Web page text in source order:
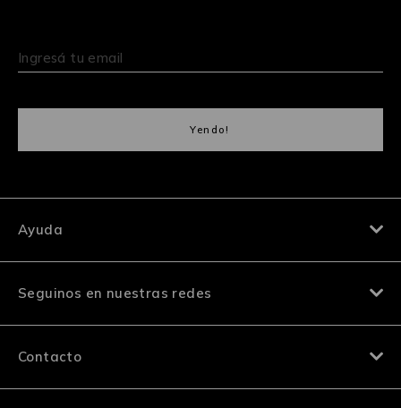
Ayuda
Seguinos en nuestras redes
Contacto